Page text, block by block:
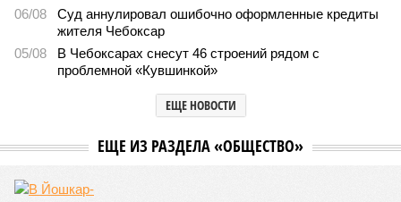
06/08
Суд аннулировал ошибочно оформленные кредиты
жителя Чебоксар
05/08
В Чебоксарах снесут 46 строений рядом с
проблемной «Кувшинкой»
ЕЩЕ НОВОСТИ
ЕЩЕ ИЗ РАЗДЕЛА «ОБЩЕСТВО»